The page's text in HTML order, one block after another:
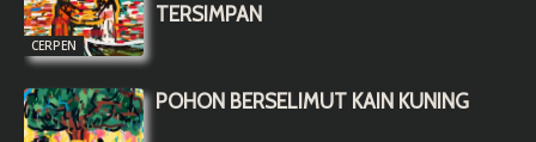
CERPEN
TERSIMPAN
POHON BERSELIMUT KAIN KUNING